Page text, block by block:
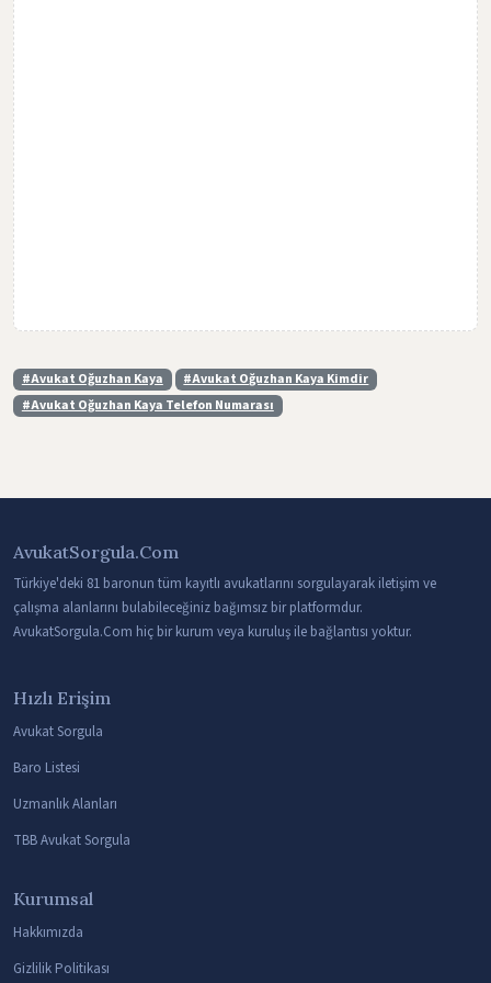
#Avukat Oğuzhan Kaya
#Avukat Oğuzhan Kaya Kimdir
#Avukat Oğuzhan Kaya Telefon Numarası
AvukatSorgula.Com
Türkiye'deki 81 baronun tüm kayıtlı avukatlarını sorgulayarak iletişim ve
çalışma alanlarını bulabileceğiniz bağımsız bir platformdur.
AvukatSorgula.Com hiç bir kurum veya kuruluş ile bağlantısı yoktur.
Hızlı Erişim
Avukat Sorgula
Baro Listesi
Uzmanlık Alanları
TBB Avukat Sorgula
Kurumsal
Hakkımızda
Gizlilik Politikası